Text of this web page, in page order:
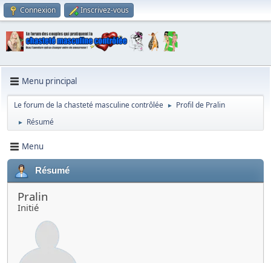
Connexion Inscrivez-vous
Menu principal
Le forum de la chasteté masculine contrôlée ► Profil de Pralin
► Résumé
Menu
Résumé
Pralin
Initié